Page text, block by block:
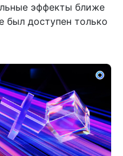
эффекты ближе
был доступен только